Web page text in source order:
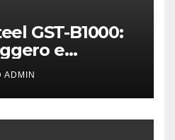
GST-B1000:
e
ADMIN